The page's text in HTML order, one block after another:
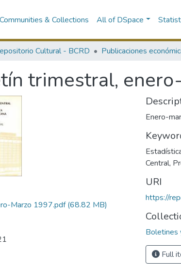
Communities & Collections All of DSpace
Cultural - BCRD Publicaciones
trimestral,
Marzo 1997.pdf(68.82 MB)
Enero-
Central,
URI
https://
Boletines
Full